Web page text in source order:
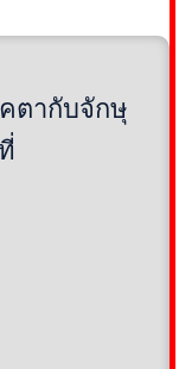
ตากับจักษุ